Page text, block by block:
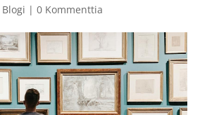
Blogi | 0 Kommenttia
Revolog TESLA I 400 135,
36 kuvaa väriefektifilmi
19,90€ + LISÄÄ